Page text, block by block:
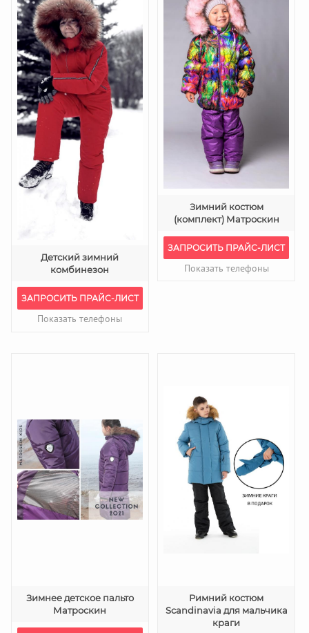
Детский зимний
комбинезон
ЗАПРОСИТЬ ПРАЙС-ЛИСТ
Показать телефоны
Зимний костюм
(комплект) Матроскин
ЗАПРОСИТЬ ПРАЙС-ЛИСТ
Показать телефоны
Зимнее детское пальто
Матроскин
Pимний костюм
Scandinavia для мальчика
краги